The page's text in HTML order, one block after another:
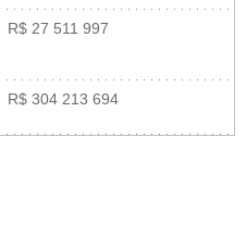
R$ 27 511 997
R$ 304 213 694